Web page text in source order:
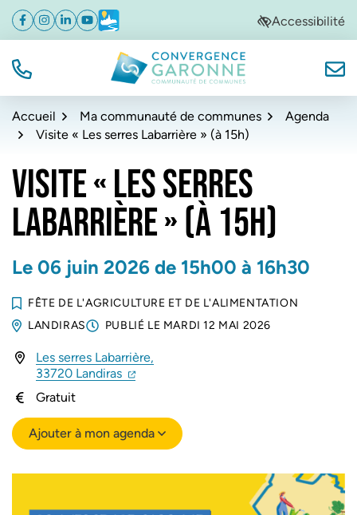
Aller
navigation
Aller
au
Aller
au
de
Facebook
(ouverture dans un nouvel onglet)
Instagram
(ouverture dans un nouvel onglet)
Linkedin
(ouverture dans un nouvel onglet)
YouTube
(ouverture dans un nouvel onglet)
Météo
(ouverture dans un nouvel onglet)Accessibilité
TÉL. Convergence Garonne
Accueil Ma communauté de communes
Agenda
Visite « Les serres Labarrière » (à 15h)
VISITE « LES SERRES
LABARRIÈRE » (À 15H)
Le 06 juin 2026 de 15h00 à 16h30
FÊTE DE L'AGRICULTURE ET DE L'ALIMENTATION
LANDIRAS
PUBLIÉ LE MARDI 12 MAI 2026
Les serres Labarrière,
33720 Landiras (ouverture dans un nouvel onglet)
(ouverture dans un nouvel onglet)
Gratuit
Ajouter à mon agenda